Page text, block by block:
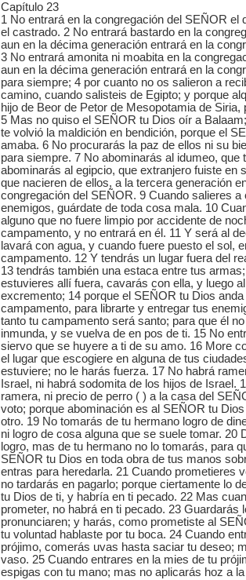
Capítulo 23
1 No entrará en la congregación del SEÑOR el
el castrado. 2 No entrará bastardo en la
aun en la décima generación entrará en la
3 No entrará amonita ni moabita en la
aun en la décima generación entrará en la
para siempre; 4 por cuanto no os salieron a
camino, cuando salisteis de Egipto; y porque
hijo de Beor de Petor de Mesopotamia de Siria,
5 Mas no quiso el SEÑOR tu Dios oír a
te volvió la maldición en bendición, porque el
amaba. 6 No procurarás la paz de ellos ni su
para siempre. 7 No abominarás al idumeo, que
abominarás al egipcio, que extranjero fuiste en
que nacieren de ellos, a la tercera generación
congregación del SEÑOR. 9 Cuando salieres
enemigos, guárdate de toda cosa mala. 10
alguno que no fuere limpio por accidente de
campamento, y no entrará en él. 11 Y será al
lavará con agua, y cuando fuere puesto el sol,
campamento. 12 Y tendrás un lugar fuera del
13 tendrás también una estaca entre tus
estuvieres allí fuera, cavarás con ella, y luego
excremento; 14 porque el SEÑOR tu Dios
campamento, para librarte y entregar tus
tanto tu campamento será santo; para que él
inmunda, y se vuelva de en pos de ti. 15 No
siervo que se huyere a ti de su amo. 16 More
el lugar que escogiere en alguna de tus
estuviere; no le harás fuerza. 17 No habrá
Israel, ni habrá sodomita de los hijos de Israel.
ramera, ni precio de perro ( ) a la casa del
voto; porque abominación es al SEÑOR tu
otro. 19 No tomarás de tu hermano logro de
ni logro de cosa alguna que se suele tomar. 20
logro, mas de tu hermano no lo tomarás, para
SEÑOR tu Dios en toda obra de tus manos
entras para heredarla. 21 Cuando prometieres
no tardarás en pagarlo; porque ciertamente lo
tu Dios de ti, y habría en ti pecado. 22 Mas
prometer, no habrá en ti pecado. 23 Guardarás
pronunciaren; y harás, como prometiste al
tu voluntad hablaste por tu boca. 24 Cuando
prójimo, comerás uvas hasta saciar tu deseo;
vaso. 25 Cuando entrares en la mies de tu
espigas con tu mano; mas no aplicarás hoz a